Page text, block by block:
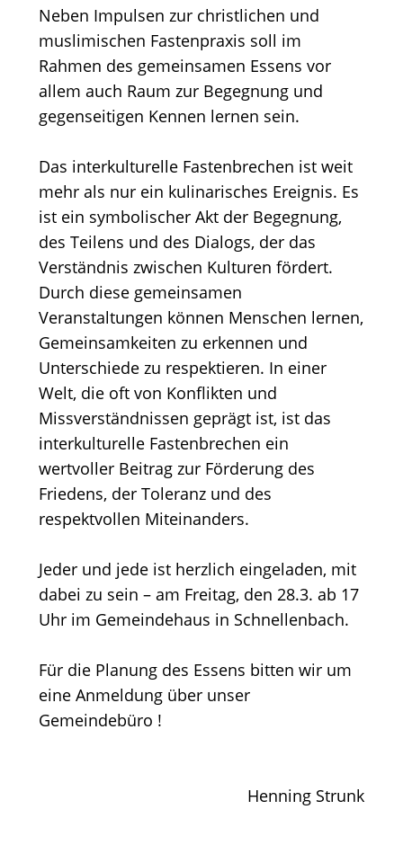
Neben Impulsen zur christlichen und
muslimischen Fastenpraxis soll im
Rahmen des gemeinsamen Essens vor
allem auch Raum zur Begegnung und
gegenseitigen Kennen lernen sein.
Das interkulturelle Fastenbrechen ist weit
mehr als nur ein kulinarisches Ereignis. Es
ist ein symbolischer Akt der Begegnung,
des Teilens und des Dialogs, der das
Verständnis zwischen Kulturen fördert.
Durch diese gemeinsamen
Veranstaltungen können Menschen lernen,
Gemeinsamkeiten zu erkennen und
Unterschiede zu respektieren. In einer
Welt, die oft von Konflikten und
Missverständnissen geprägt ist, ist das
interkulturelle Fastenbrechen ein
wertvoller Beitrag zur Förderung des
Friedens, der Toleranz und des
respektvollen Miteinanders.
Jeder und jede ist herzlich eingeladen, mit
dabei zu sein – am Freitag, den 28.3. ab 17
Uhr im Gemeindehaus in Schnellenbach.
Für die Planung des Essens bitten wir um
eine Anmeldung über unser
Gemeindebüro !
Henning Strunk